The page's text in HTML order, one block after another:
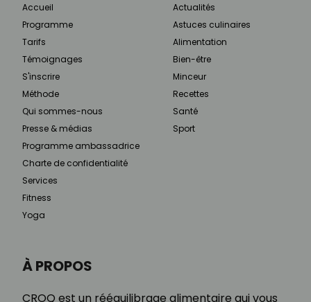
À PROPOS
CROQ est un rééquilibrage alimentaire qui vous
Accueil
Programme
Tarifs
Témoignages
S'inscrire
Méthode
Qui sommes-nous
Presse & médias
Programme ambassadrice
Charte de confidentialité
Services
Fitness
Yoga
Actualités
Astuces culinaires
Alimentation
Bien-être
Minceur
Recettes
Santé
Sport